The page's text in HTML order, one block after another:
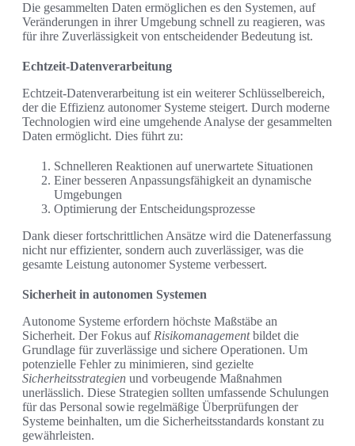
Die gesammelten Daten ermöglichen es den Systemen, auf
Veränderungen in ihrer Umgebung schnell zu reagieren, was
für ihre Zuverlässigkeit von entscheidender Bedeutung ist.
Echtzeit-Datenverarbeitung
Echtzeit-Datenverarbeitung ist ein weiterer Schlüsselbereich,
der die Effizienz autonomer Systeme steigert. Durch moderne
Technologien wird eine umgehende Analyse der gesammelten
Daten ermöglicht. Dies führt zu:
Schnelleren Reaktionen auf unerwartete Situationen
Einer besseren Anpassungsfähigkeit an dynamische
Umgebungen
Optimierung der Entscheidungsprozesse
Dank dieser fortschrittlichen Ansätze wird die Datenerfassung
nicht nur effizienter, sondern auch zuverlässiger, was die
gesamte Leistung autonomer Systeme verbessert.
Sicherheit in autonomen Systemen
Autonome Systeme erfordern höchste Maßstäbe an
Sicherheit. Der Fokus auf Risikomanagementbildet die
Grundlage für zuverlässige und sichere Operationen. Um
potenzielle Fehler zu minimieren, sind gezielte
Sicherheitsstrategien und vorbeugende Maßnahmen
unerlässlich. Diese Strategien sollten umfassende Schulungen
für das Personal sowie regelmäßige Überprüfungen der
Systeme beinhalten, um die Sicherheitsstandards konstant zu
gewährleisten.